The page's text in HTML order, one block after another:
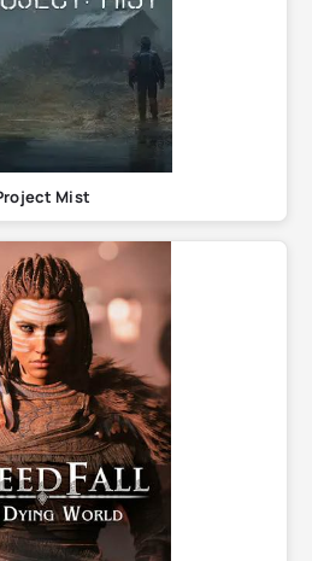
Mist